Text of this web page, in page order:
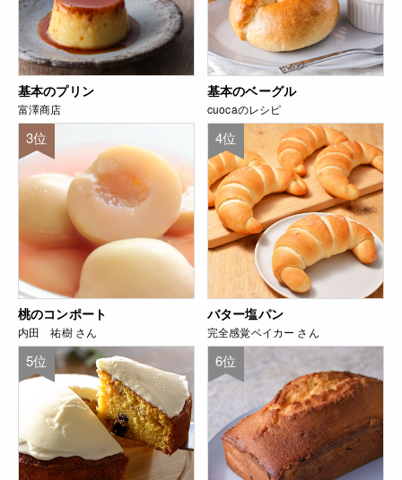
基本のプリン
富澤商店
基本のベーグル
cuocaのレシピ
3位
桃のコンポート
内田 祐樹 さん
4位
バター塩パン
完全感覚ベイカー さん
5位 6位